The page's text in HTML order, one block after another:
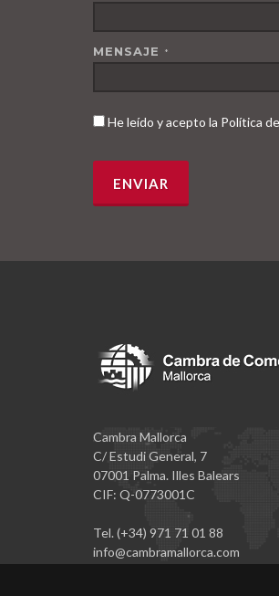
MENSAJE *
He leído y acepto la Política
Cambra Mallorca
C/ Estudi General, 7
07001 Palma. Illes Balears
CIF: Q-0773001C
Tel. (+34) 971 71 01 88
info@cambramallorca.com